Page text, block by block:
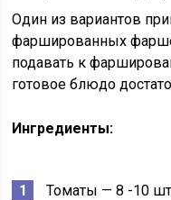
Один из вариантов
фаршированных
подавать к
готовое блюдо
Ингредиенты:
Томаты — 8 -10